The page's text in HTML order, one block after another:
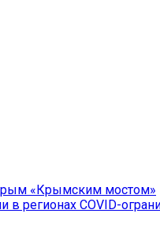
«Крымским мостом»
в регионах COVID-